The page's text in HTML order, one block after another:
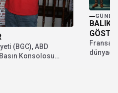
(BGC), ABD
Konsolosu
Fransa,